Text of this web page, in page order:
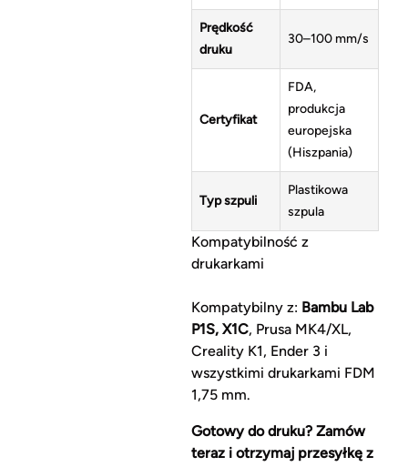
Prędkość
druku
30–100 mm/s
Certyfikat
FDA,
produkcja
europejska
(Hiszpania)
Typ szpuli
Plastikowa
szpula
Kompatybilność z
drukarkami
Kompatybilny z: Bambu Lab
P1S, X1C, Prusa MK4/XL,
Creality K1, Ender 3 i
wszystkimi drukarkami FDM
1,75 mm.
Gotowy do druku? Zamów
teraz i otrzymaj przesyłkę z